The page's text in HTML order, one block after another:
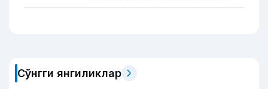
Сўнгги янгиликлар